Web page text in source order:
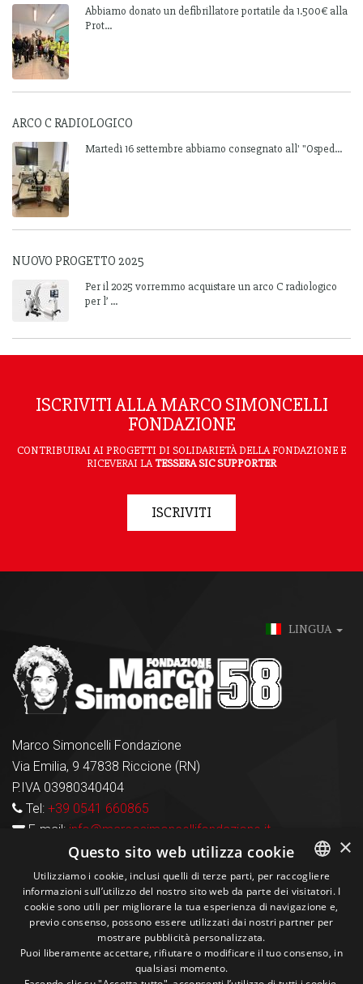
Abbiamo donato un defibrillatore portatile da 1.500€ alla
Prot...
ARCO C RADIOLOGICO
Martedì 16 settembre abbiamo consegnato all' "Osped...
NUOVO PROGETTO 2025
Per il 2025 vorremmo acquistare un arco C radiologico
per l’ ...
ISCRIVITI ALLA MARCO SIMONCELLI
FONDAZIONE
CONTRIBUIRAI AI PROGETTI DI SOLIDARIETÀ DELLA FONDAZIONE E
RICEVERAI LATESSERA SIC SUPPORTER
ISCRIVITI
LINGUA
Marco Simoncelli Fondazione
Via Emilia, 9 47838 Riccione (RN)
P.IVA 03980340404
Tel: +39 0541 660865
E-mail: info@marcosimoncellifondazione.it
Carte Accettate
Seguici sui social
ITALIAN
ENGLISH
×
Questo sito web utilizza cookie
Utilizziamo i cookie, inclusi quelli di terze parti, per raccogliere
informazioni sull’utilizzo del nostro sito web da parte dei visitatori. I
cookie sono utili per migliorare la tua esperienza di navigazione e,
previo consenso, possono essere utilizzati dai nostri partner per
mostrare pubblicità personalizzata.
Puoi liberamente accettare, rifiutare o modificare il tuo consenso, in
qualsiasi momento.